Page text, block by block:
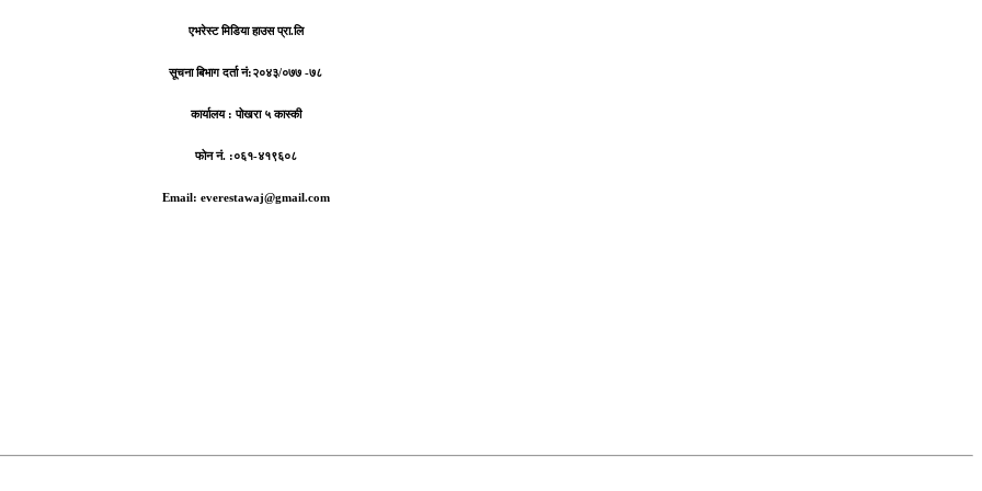
एभरेस्ट मिडिया हाउस प्रा.लि
सूचना बिभाग दर्ता नं:२०४३/०७७ -७८
कार्यालय :पोखरा ५ कास्की
फोन नं. :०६१-४१९६०८
Email: everestawaj@gmail.com